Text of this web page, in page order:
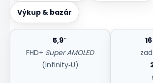
Výkup & bazár
5,9″
FHD+ Super AMOLED
(Infinity‑U)